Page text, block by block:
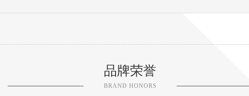
品牌荣誉
BRAND HONORS